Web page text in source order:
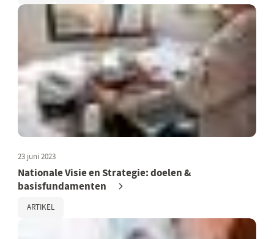
23 juni 2023
Nationale Visie en Strategie: doelen &
basisfundamenten
ARTIKEL